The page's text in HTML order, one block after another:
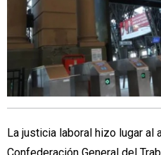
La justicia laboral hizo lugar al